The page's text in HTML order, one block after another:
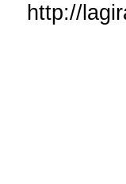
http://